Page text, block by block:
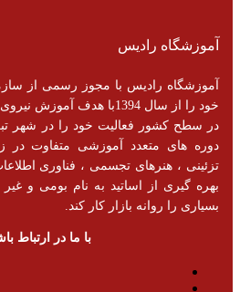
آموزشگاه رادیس
آموزشگاه رادیس با مجوز رسمی از
خود را از سال 1394با هدف
در سطح کشور فعالیت خود را در شهر
دوره های متعدد آموزشی متفاوت در
تزئینی ، هنرهای تجسمی ، فناوری اطلاعات
بهره گیری از اساتید به نام بومی و غیر
بسیاری را روانه بازار کار کند.
با ما در ارتباط